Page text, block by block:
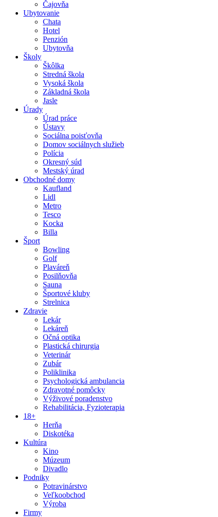
Čajovňa
Ubytovanie
Chata
Hotel
Penzión
Ubytovňa
Školy
Škôlka
Stredná škola
Vysoká škola
Základná škola
Jasle
Úrady
Úrad práce
Ústavy
Sociálna poisťovňa
Domov sociálnych služieb
Polícia
Okresný súd
Mestský úrad
Obchodné domy
Kaufland
Lidl
Metro
Tesco
Kocka
Billa
Šport
Bowling
Golf
Plaváreň
Posilňovňa
Sauna
Športové kluby
Strelnica
Zdravie
Lekár
Lekáreň
Očná optika
Plastická chirurgia
Veterinár
Zubár
Poliklinika
Psychologická ambulancia
Zdravotné pomôcky
Výživové poradenstvo
Rehabilitácia, Fyzioterapia
18+
Herňa
Diskotéka
Kultúra
Kino
Múzeum
Divadlo
Podniky
Potravinárstvo
Veľkoobchod
Výroba
Firmy